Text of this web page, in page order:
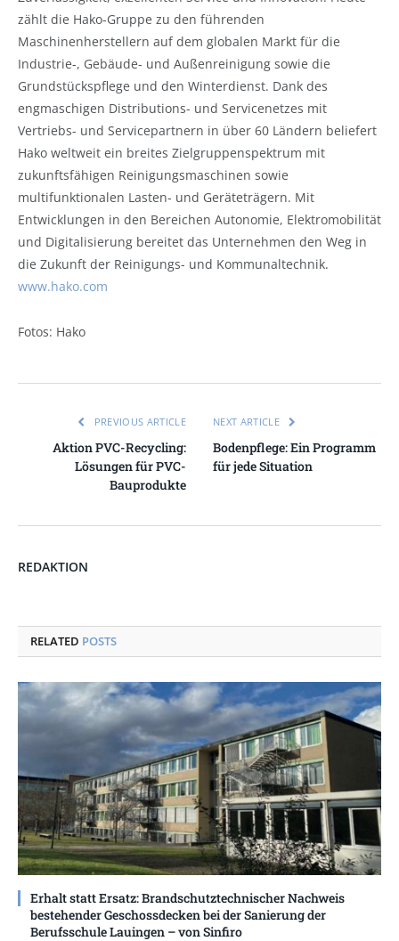
zählt die Hako-Gruppe zu den führenden
Maschinenherstellern auf dem globalen Markt für die
Industrie-, Gebäude- und Außenreinigung sowie die
Grundstückspflege und den Winterdienst. Dank des
engmaschigen Distributions- und Servicenetzes mit
Vertriebs- und Servicepartnern in über 60 Ländern beliefert
Hako weltweit ein breites Zielgruppenspektrum mit
zukunftsfähigen Reinigungsmaschinen sowie
multifunktionalen Lasten- und Geräteträgern. Mit
Entwicklungen in den Bereichen Autonomie, Elektromobilität
und Digitalisierung bereitet das Unternehmen den Weg in
die Zukunft der Reinigungs- und Kommunaltechnik.
www.hako.com
Fotos: Hako
PREVIOUS ARTICLE
Aktion PVC-Recycling:
Lösungen für PVC-
Bauprodukte
NEXT ARTICLE
Bodenpflege: Ein Programm
für jede Situation
REDAKTION
RELATED POSTS
Erhalt statt Ersatz: Brandschutztechnischer Nachweis
bestehender Geschossdecken bei der Sanierung der
Berufsschule Lauingen – von Sinfiro